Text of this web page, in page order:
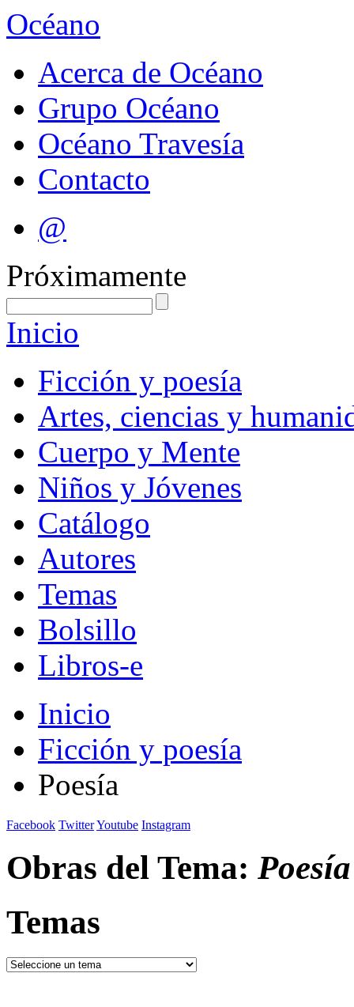
Océano
Acerca de Océano
Grupo Océano
Océano Travesía
Contacto
@
Próximamente
Inicio
Ficción y poesía
Artes, ciencias y
Cuerpo y Mente
Niños y Jóvenes
Catálogo
Autores
Temas
Bolsillo
Libros-e
Inicio
Ficción y poesía
Poesía
Facebook TwitterYoutube Instagram
Obras del Tema: Poesía
Temas